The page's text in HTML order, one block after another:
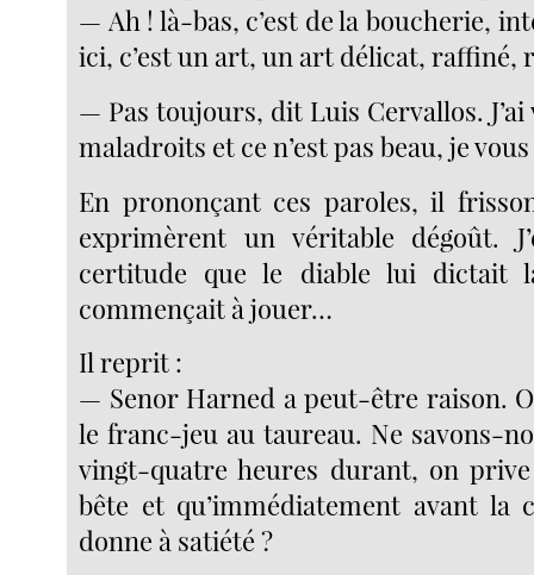
— Ah ! là-bas, c’est de la boucherie,
ici, c’est un art, un art délicat, raffiné,
— Pas toujours, dit Luis Cervallos.
maladroits et ce n’est pas beau, je
En prononçant ces paroles, il
exprimèrent un véritable dégoût.
certitude que le diable lui dictait
commençait à jouer…
Il reprit :
— Senor Harned a peut-être raison.
le franc-jeu au taureau. Ne savons-
vingt-quatre heures durant, on prive
bête et qu’immédiatement avant la
donne à satiété ?